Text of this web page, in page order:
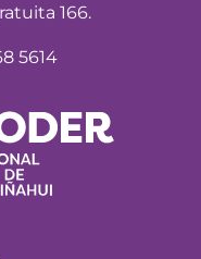
166.
5614